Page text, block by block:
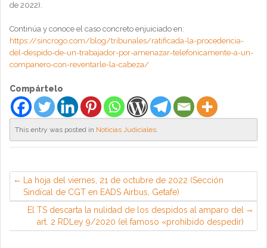
de 2022).
Continúa y conoce el caso concreto enjuiciado en:
https://sincrogo.com/blog/tribunales/ratificada-la-procedencia-
del-despido-de-un-trabajador-por-amenazar-telefonicamente-a-un-
companero-con-reventarle-la-cabeza/
Compártelo
This entry was posted in Noticias Judiciales.
La hoja del viernes, 21 de octubre de 2022 (Sección
Sindical de CGT en EADS Airbus, Getafe)
El TS descarta la nulidad de los despidos al amparo del
art. 2 RDLey 9/2020 (el famoso «prohibido despedir)